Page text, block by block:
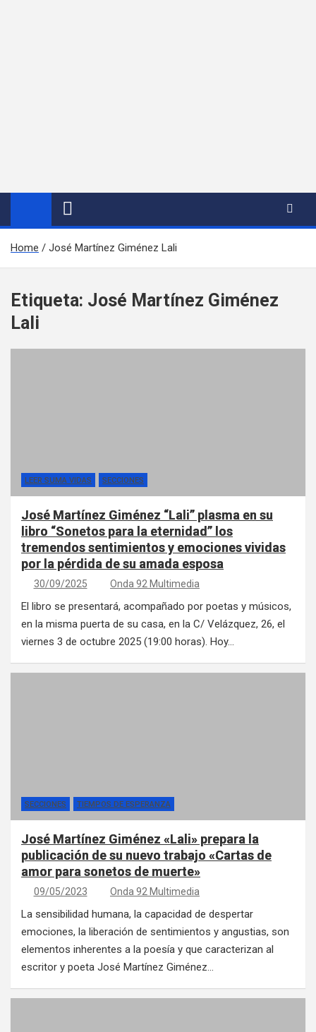
Home José Martínez Giménez Lali
Etiqueta: José Martínez Giménez
Lali
LEER SUMA VIDAS SECCIONES
José Martínez Giménez “Lali” plasma en su
libro “Sonetos para la eternidad” los
tremendos sentimientos y emociones vividas
por la pérdida de su amada esposa
30/09/2025 Onda 92 Multimedia
El libro se presentará, acompañado por poetas y músicos,
en la misma puerta de su casa, en la C/ Velázquez, 26, el
viernes 3 de octubre 2025 (19:00 horas). Hoy…
SECCIONES TIEMPOS DE ESPERANZA
José Martínez Giménez «Lali» prepara la
publicación de su nuevo trabajo «Cartas de
amor para sonetos de muerte»
09/05/2023 Onda 92 Multimedia
La sensibilidad humana, la capacidad de despertar
emociones, la liberación de sentimientos y angustias, son
elementos inherentes a la poesía y que caracterizan al
escritor y poeta José Martínez Giménez…